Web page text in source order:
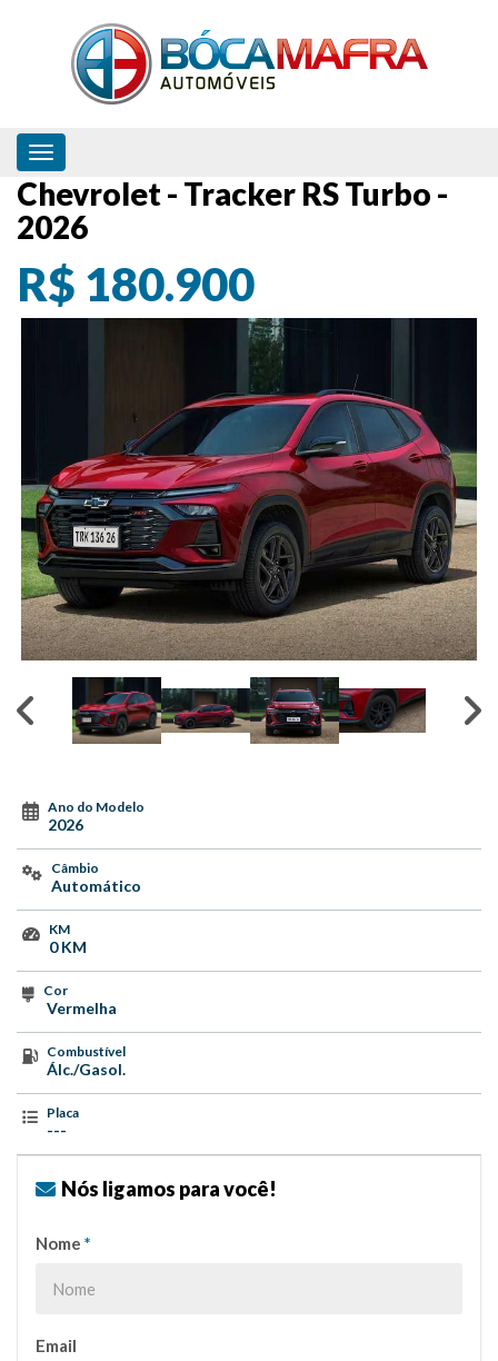
Toggle navigation
Chevrolet - Tracker RS Turbo -
2026
R$ 180.900
Ano do Modelo
2026
Câmbio
Automático
KM
0 KM
Cor
Vermelha
Combustível
Álc./Gasol.
Placa
---
Nós ligamos para você!
Nome *
Email